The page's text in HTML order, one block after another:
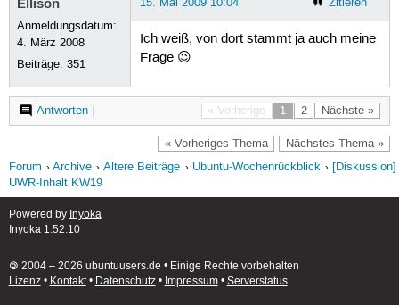
Anmeldungsdatum:
4. März 2008
Beiträge:351
Ich weiß, von dort stammt ja auch meine
Frage 😉
« Vorherige 1 2 Nächste »
Antworten|
« Vorheriges Thema Nächstes Thema »
Forum Archive Ältere Beiträge Ubuntu-Wochenrückblick
[Diskussion]
UWR-Inhalt KW19
Powered by Inyoka
Inyoka 1.52.10
🄯 2004 – 2026 ubuntuusers.de • Einige Rechte vorbehalten
Lizenz• Kontakt• Datenschutz• Impressum• Serverstatus